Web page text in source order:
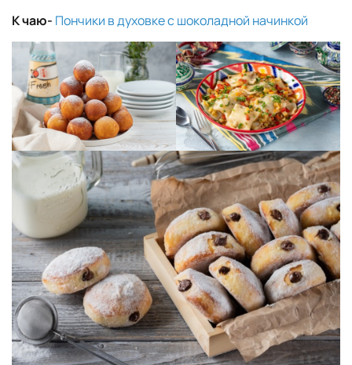
К чаю- Пончики в духовке с шоколадной начинкой